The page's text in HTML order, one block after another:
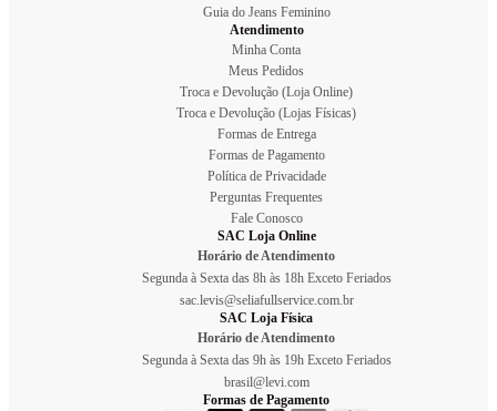
Guia do Jeans Feminino
Atendimento
Minha Conta
Meus Pedidos
Troca e Devolução (Loja Online)
Troca e Devolução (Lojas Físicas)
Formas de Entrega
Formas de Pagamento
Política de Privacidade
Perguntas Frequentes
Fale Conosco
SAC Loja Online
Horário de Atendimento
Segunda à Sexta das 8h às 18h Exceto Feriados
sac.levis@seliafullservice.com.br
SAC Loja Física
Horário de Atendimento
Segunda à Sexta das 9h às 19h Exceto Feriados
brasil@levi.com
Formas de Pagamento